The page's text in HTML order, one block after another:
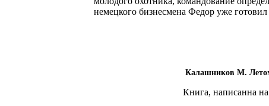
немецкого бизнесмена Федор уже
Калашников М.
Книга, написанна